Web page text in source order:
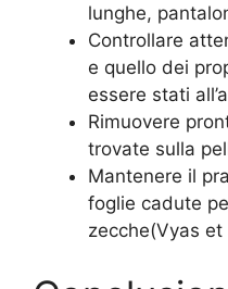
lunghe,
Controllare
e quello dei
essere stati
Rimuovere
trovate sulla
Mantenere il
foglie cadute
zecche(Vyas et